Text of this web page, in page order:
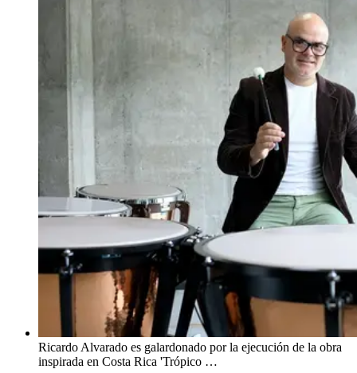
Ricardo Alvarado es galardonado por la ejecución de la obra
inspirada en Costa Rica 'Trópico …